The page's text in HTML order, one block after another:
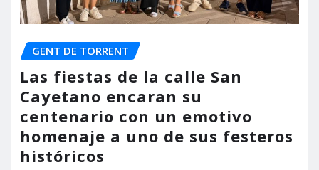
GENT DE TORRENT
Las fiestas de la calle San
Cayetano encaran su
centenario con un emotivo
homenaje a uno de sus festeros
históricos